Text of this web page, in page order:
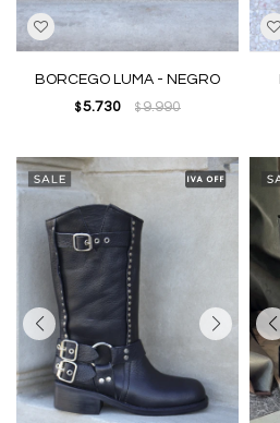
BORCEGO LUMA - NEGRO
$ 5.730 $9.990